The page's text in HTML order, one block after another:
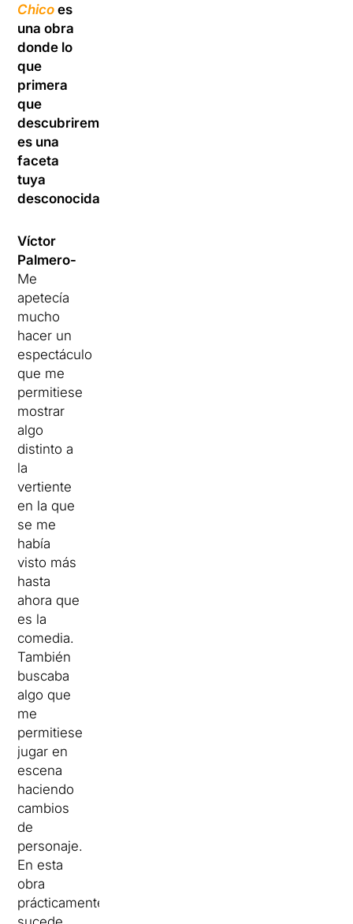
Chico es
una obra
donde lo
que
primera
que
descubriremos
es una
faceta
tuya
desconocida.
Víctor
Palmero-
Me
apetecía
mucho
hacer un
espectáculo
que me
permitiese
mostrar
algo
distinto a
la
vertiente
en la que
se me
había
visto más
hasta
ahora que
es la
comedia.
También
buscaba
algo que
me
permitiese
jugar en
escena
haciendo
cambios
de
personaje.
En esta
obra
prácticamente